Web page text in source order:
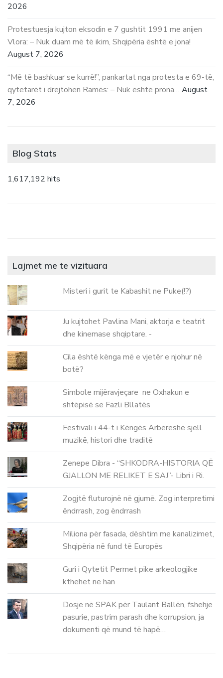
2026
Protestuesja kujton eksodin e 7 gushtit 1991 me anijen
Vlora: – Nuk duam më të ikim, Shqipëria është e jona!
August 7, 2026
“Më të bashkuar se kurrë!”, pankartat nga protesta e 69-të,
qytetarët i drejtohen Ramës: – Nuk është prona… August
7, 2026
Blog Stats
1,617,192 hits
Lajmet me te vizituara
Misteri i gurit te Kabashit ne Puke(!?)
Ju kujtohet Pavlina Mani, aktorja e teatrit
dhe kinemase shqiptare. -
Cila është kënga më e vjetër e njohur në
botë?
Simbole mijëravjeçare ne Oxhakun e
shtëpisë se Fazli Bllatës
Festivali i 44-t i Këngës Arbëreshe sjell
muzikë, histori dhe traditë
Zenepe Dibra - “SHKODRA-HISTORIA QË
GJALLON ME RELIKET E SAJ”- Libri i Ri.
Zogjtë fluturojnë në gjumë. Zog interpretimi
ëndrrash, zog ëndrrash
Miliona për fasada, dështim me kanalizimet,
Shqipëria në fund të Europës
Guri i Qytetit Permet pike arkeologjike
kthehet ne han
Dosje në SPAK për Taulant Ballën, fshehje
pasurie, pastrim parash dhe korrupsion, ja
dokumenti që mund të hapë…